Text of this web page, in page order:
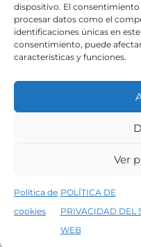
dispositivo. El
procesar datos como el
identificaciones únicas en
consentimiento, puede
características y funciones.
Ver
Política de
cookies
POLÍTICA DE
PRIVACIDAD DEL
WEB
5% de descuento en tu primera
Política de
©2026